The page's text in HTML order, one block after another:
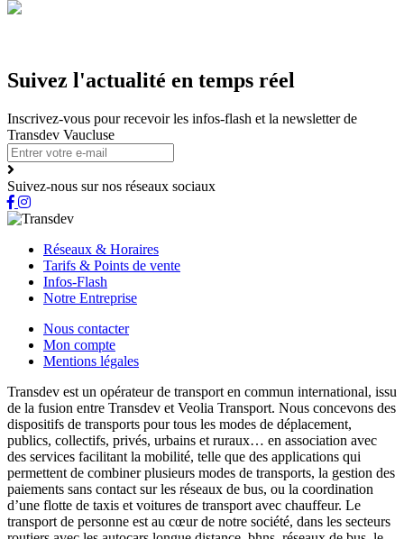
Suivez l'actualité en temps réel
Inscrivez-vous pour recevoir les infos-flash et la newsletter de
Transdev Vaucluse
Suivez-nous sur nos réseaux sociaux
Réseaux & Horaires
Tarifs & Points de vente
Infos-Flash
Notre Entreprise
Nous contacter
Mon compte
Mentions légales
Transdev est un opérateur de transport en commun international, issu
de la fusion entre Transdev et Veolia Transport. Nous concevons des
dispositifs de transports pour tous les modes de déplacement,
publics, collectifs, privés, urbains et ruraux… en association avec
des services facilitant la mobilité, telle que des applications qui
permettent de combiner plusieurs modes de transports, la gestion des
paiements sans contact sur les réseaux de bus, ou la coordination
d’une flotte de taxis et voitures de transport avec chauffeur. Le
transport de personne est au cœur de notre société, dans les secteurs